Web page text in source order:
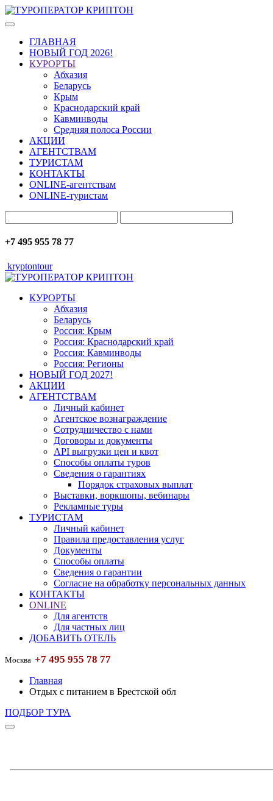
ГЛАВНАЯ
НОВЫЙ ГОД 2026!
КУРОРТЫ
Абхазия
Беларусь
Крым
Краснодарский край
Кавминводы
Средняя полоса России
АКЦИИ
АГЕНТСТВАМ
ТУРИСТАМ
КОНТАКТЫ
ONLINE-агентствам
ONLINE-туристам
+7 495 955 78 77
kryptontour
КУРОРТЫ
Абхазия
Беларусь
Россия: Крым
Россия: Краснодарский край
Россия: Кавминводы
Россия: Регионы
НОВЫЙ ГОД 2027!
АКЦИИ
АГЕНТСТВАМ
Личный кабинет
Агентское вознаграждение
Сотрудничество с нами
Договоры и документы
API выгрузки цен и квот
Способы оплаты туров
Сведения о гарантиях
Порядок страховых выплат
Выставки, воркшопы, вебинары
Рекламные туры
ТУРИСТАМ
Личный кабинет
Правила предоставления услуг
Документы
Способы оплаты
Сведения о гарантии
Согласие на обработку персональных данных
КОНТАКТЫ
ONLINE
Для агентств
Для частных лиц
ДОБАВИТЬ ОТЕЛЬ
Москва +7 495 955 78 77
Главная
Отдых с питанием в Брестской обл
ПОДБОР ТУРА